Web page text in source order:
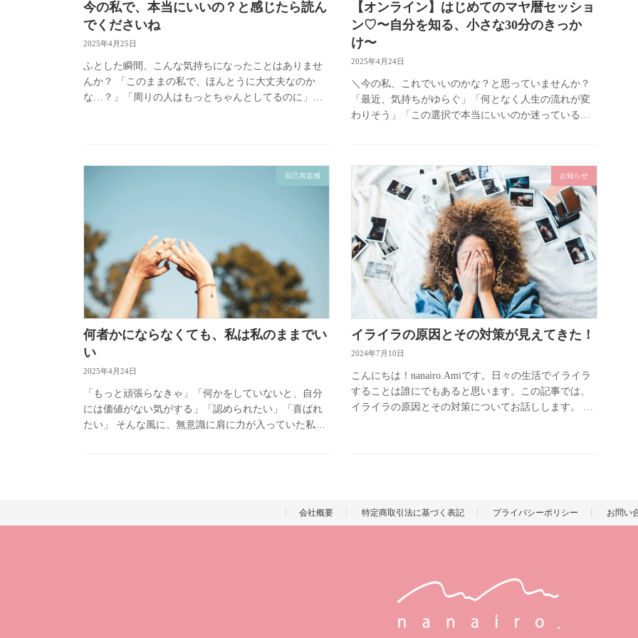
今の私で、本当にいいの？と感じたら読ん
でくださいね
2025年4月25日
ふとした瞬間、こんな気持ちになったことはありませ
んか？ 「このままの私で、ほんとうに大丈夫なのか
な…？」「周りの人はもっとちゃんとしてるのに」
【オンライン】はじめてのマヤ暦セッショ
ン♡〜自分を知る、小さな30分のきっか
け〜
2025年4月24日
＼今の私、これでいいのかな？と思っていませんか？
「最近、気持ちがゆらぐ」「何となく人生の流れが変
わりそう」「この選択で本当にいいのか迷っている」
自己肯定感
何者かにならなくても、私は私のままでい
い
2025年4月24日
「もっと頑張らなきゃ」「何かをしていないと、自分
には価値がない気がする」「認められたい」「喜ばれ
たい」 そんな風に、無意識に肩に力が入っていた私。
お知らせ
イライラの原因とその対策が見えてきた！
2024年7月10日
こんにちは！nanairo.Amiです。日々の生活でイライラ
することは誰にでもあると思います。この記事では、
イライラの原因とその対策についてお話しします。 イ
会社概要 特定商取引法に基づく表記 プライバシーポリシー お問い